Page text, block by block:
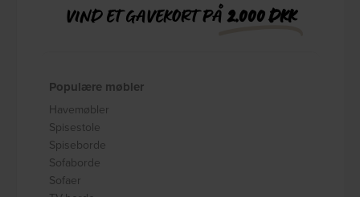
VIND ET GAVEKORT PÅ2.000 DKK
Populære møbler
Havemøbler
Spisestole
Spiseborde
Sofaborde
Sofaer